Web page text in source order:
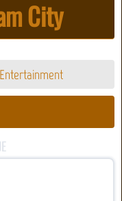
City